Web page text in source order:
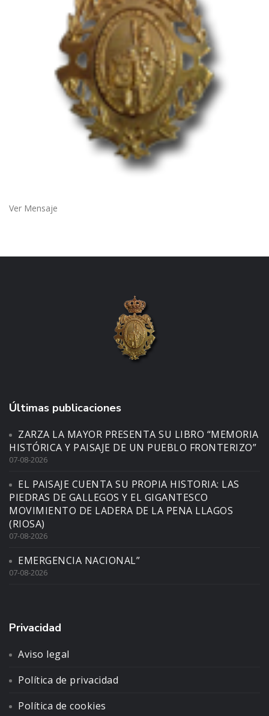
Ver Mensaje
Últimas publicaciones
ZARZA LA MAYOR PRESENTA SU LIBRO “MEMORIA
HISTÓRICA Y PAISAJE DE UN PUEBLO FRONTERIZO”
07-08-2026
EL PAISAJE CUENTA SU PROPIA HISTORIA: LAS
PIEDRAS DE GALLEGOS Y EL GIGANTESCO
MOVIMIENTO DE LADERA DE LA PENA LLAGOS
(RIOSA)
07-08-2026
EMERGENCIA NACIONAL”
07-08-2026
Privacidad
Aviso legal
Política de privacidad
Política de cookies